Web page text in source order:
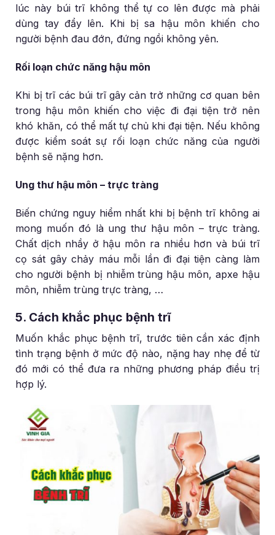
lúc này búi trĩ không thể tự co lên được mà phải
dùng tay đẩy lên. Khi bị sa hậu môn khiến cho
người bệnh đau đớn, đứng ngồi không yên.
Rối loạn chức năng hậu môn
Khi bị trĩ các búi trĩ gây cản trở những cơ quan bên
trong hậu môn khiến cho việc đi đại tiện trở nên
khó khăn, có thể mất tự chủ khi đại tiện. Nếu không
được kiểm soát sự rối loạn chức năng của người
bệnh sẽ nặng hơn.
Ung thư hậu môn – trực tràng
Biến chứng nguy hiểm nhất khi bị bệnh trĩ không ai
mong muốn đó là ung thư hậu môn – trực tràng.
Chất dịch nhầy ở hậu môn ra nhiều hơn và búi trĩ
cọ sát gây chảy máu mỗi lần đi đại tiện càng làm
cho người bệnh bị nhiễm trùng hậu môn, apxe hậu
môn, nhiễm trùng trực tràng, …
5. Cách khắc phục bệnh trĩ
Muốn khắc phục bệnh trĩ, trước tiên cần xác định
tình trạng bệnh ở mức độ nào, nặng hay nhẹ để từ
đó mới có thể đưa ra những phương pháp điều trị
hợp lý.